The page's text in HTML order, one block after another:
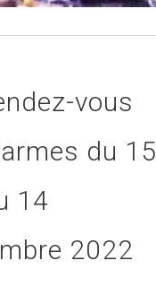
vous
du 15
14
2022